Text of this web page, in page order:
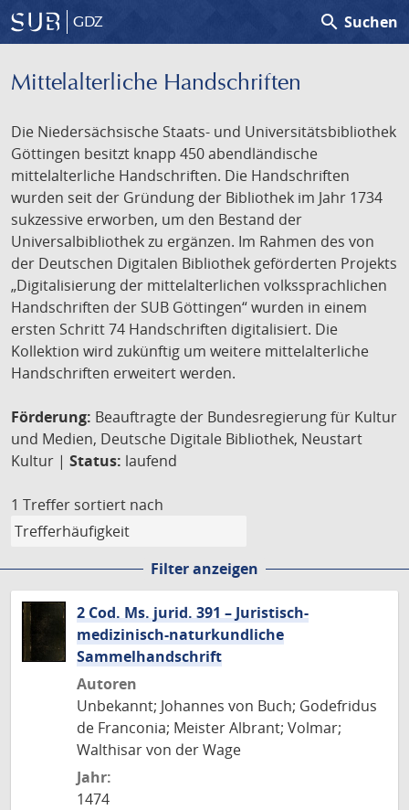
GDZ search Suchen
Mittelalterliche Handschriften
Die Niedersächsische Staats- und Universitätsbibliothek
Göttingen besitzt knapp 450 abendländische
mittelalterliche Handschriften. Die Handschriften
wurden seit der Gründung der Bibliothek im Jahr 1734
sukzessive erworben, um den Bestand der
Universalbibliothek zu ergänzen. Im Rahmen des von
der Deutschen Digitalen Bibliothek geförderten Projekts
„Digitalisierung der mittelalterlichen volkssprachlichen
Handschriften der SUB Göttingen“ wurden in einem
ersten Schritt 74 Handschriften digitalisiert. Die
Kollektion wird zukünftig um weitere mittelalterliche
Handschriften erweitert werden.
Förderung: Beauftragte der Bundesregierung für Kultur
und Medien, Deutsche Digitale Bibliothek, Neustart
Kultur | Status: laufend
1 Treffer sortiert nach
Filter anzeigen
2 Cod. Ms. jurid. 391 – Juristisch-
medizinisch-naturkundliche
Sammelhandschrift
Autoren
Unbekannt; Johannes von Buch; Godefridus
de Franconia; Meister Albrant; Volmar;
Walthisar von der Wage
Jahr:
1474